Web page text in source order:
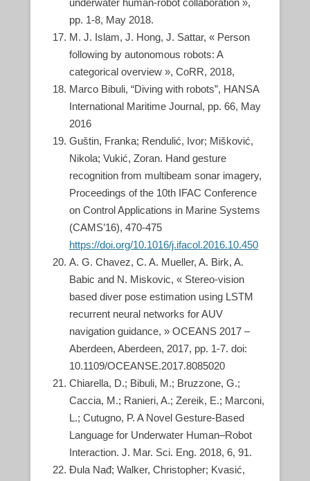
underwater human-robot collaboration »,
pp. 1-8, May 2018.
M. J. Islam, J. Hong, J. Sattar, « Person
following by autonomous robots: A
categorical overview », CoRR, 2018,
Marco Bibuli, “Diving with robots”, HANSA
International Maritime Journal, pp. 66, May
2016
Guštin, Franka; Rendulić, Ivor; Mišković,
Nikola; Vukić, Zoran. Hand gesture
recognition from multibeam sonar imagery,
Proceedings of the 10th IFAC Conference
on Control Applications in Marine Systems
(CAMS’16), 470-475
https://doi.org/10.1016/j.ifacol.2016.10.450
A. G. Chavez, C. A. Mueller, A. Birk, A.
Babic and N. Miskovic, « Stereo-vision
based diver pose estimation using LSTM
recurrent neural networks for AUV
navigation guidance, » OCEANS 2017 –
Aberdeen, Aberdeen, 2017, pp. 1-7. doi:
10.1109/OCEANSE.2017.8085020
Chiarella, D.; Bibuli, M.; Bruzzone, G.;
Caccia, M.; Ranieri, A.; Zereik, E.; Marconi,
L.; Cutugno, P. A Novel Gesture-Based
Language for Underwater Human–Robot
Interaction. J. Mar. Sci. Eng. 2018, 6, 91.
Đula Nađ; Walker, Christopher; Kvasić,